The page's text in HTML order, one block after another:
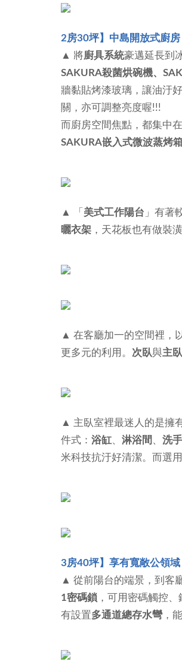
2房30坪】中島開放式廚房
▲ 將廚具系統豪邁延長到
SAKURA殺菌烘碗機、
牆黏貼烤漆玻璃，讓油汙
關，亦可調整亮度喔!!!
而廚房空間焦點，都集中
SAKURA嵌入式微波蒸烤
▲ 「 美式工作陽台 」有著
曬衣架 ，天花板也有做裝
▲ 在客廳加一的空間裡，
更多元的利用。 次臥與主臥
▲ 主臥室裡最迷人的是擁
件式： 浴缸 淋浴間 洗
米科技抗汙好清潔。而選用
3房40坪】享有寬敞公領域
▲ 從前陽台的端景，到客
1密碼鎖 ，可用密碼觸控
有設置多通道總存水彎，